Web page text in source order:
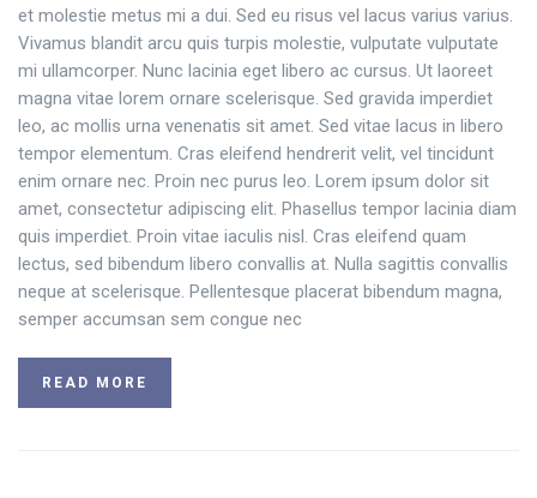
et molestie metus mi a dui. Sed eu risus vel lacus varius varius.
Vivamus blandit arcu quis turpis molestie, vulputate vulputate
mi ullamcorper. Nunc lacinia eget libero ac cursus. Ut laoreet
magna vitae lorem ornare scelerisque. Sed gravida imperdiet
leo, ac mollis urna venenatis sit amet. Sed vitae lacus in libero
tempor elementum. Cras eleifend hendrerit velit, vel tincidunt
enim ornare nec. Proin nec purus leo. Lorem ipsum dolor sit
amet, consectetur adipiscing elit. Phasellus tempor lacinia diam
quis imperdiet. Proin vitae iaculis nisl. Cras eleifend quam
lectus, sed bibendum libero convallis at. Nulla sagittis convallis
neque at scelerisque. Pellentesque placerat bibendum magna,
semper accumsan sem congue nec
READ MORE